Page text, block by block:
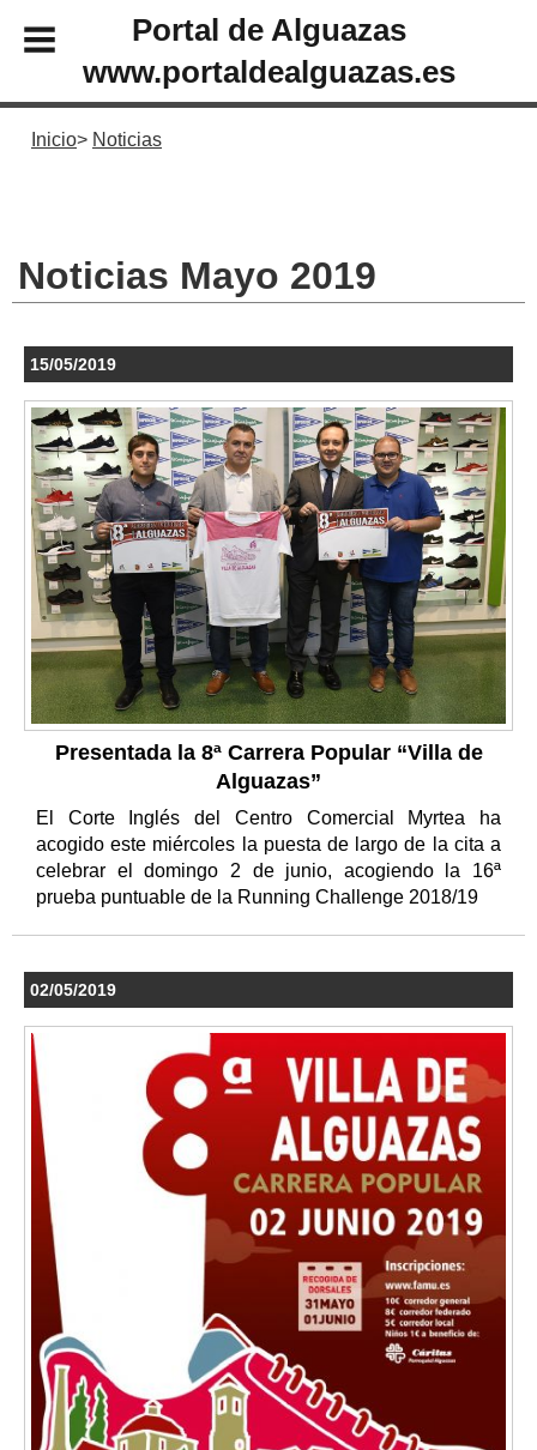
Portal de Alguazas
www.portaldealguazas.es
Inicio Noticias
Noticias Mayo 2019
15/05/2019
Presentada la 8ª Carrera Popular “Villa de
Alguazas”
El Corte Inglés del Centro Comercial Myrtea ha
acogido este miércoles la puesta de largo de la cita a
celebrar el domingo 2 de junio, acogiendo la 16ª
prueba puntuable de la Running Challenge 2018/19
02/05/2019